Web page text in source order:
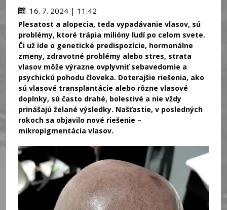
16. 7. 2024 | 11:42
Plesatost a alopecia, teda vypadávanie vlasov, sú
problémy, ktoré trápia milióny ľudí po celom svete.
Či už ide o genetické predispozície, hormonálne
zmeny, zdravotné problémy alebo stres, strata
vlasov môže výrazne ovplyvniť sebavedomie a
psychickú pohodu človeka. Doterajšie riešenia, ako
sú vlasové transplantácie alebo rôzne vlasové
doplnky, sú často drahé, bolestivé a nie vždy
prinášajú želané výsledky. Našťastie, v posledných
rokoch sa objavilo nové riešenie –
mikropigmentácia vlasov.